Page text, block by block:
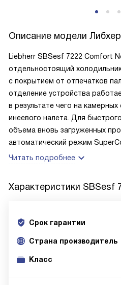
Описание модели
Liebherr SBSesf 7222 Comfort
отдельностоящий
с покрытием от отпечатков
отделение устройства
в результате чего на камерных
инеевого налета. Для
объема вновь загруженных
автоматический режим
Читать подробнее
Характеристики SBSesf
Срок гарантии
Cтрана производитель
Класс